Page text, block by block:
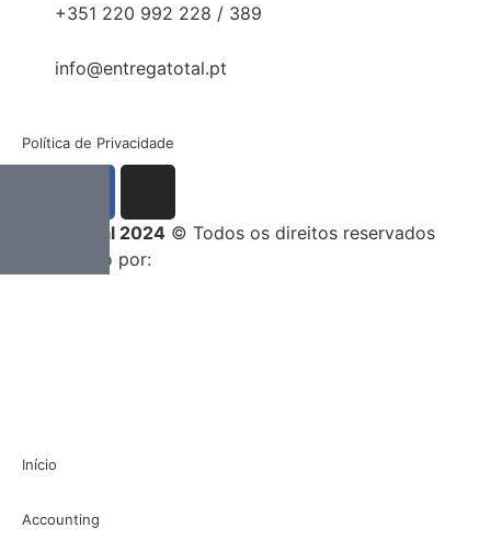
+351 220 992 228 / 389
info@entregatotal.pt
Política de Privacidade
Entrega Total 2024 © Todos os direitos reservados
Desenvolvido por:
Início
Accounting